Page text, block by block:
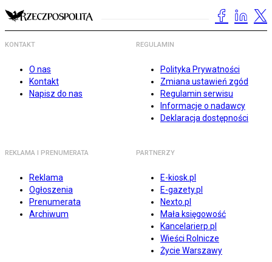
KONTAKT
O nas
Kontakt
Napisz do nas
REGULAMIN
Polityka Prywatności
Zmiana ustawień zgód
Regulamin serwisu
Informacje o nadawcy
Deklaracja dostępności
REKLAMA I PRENUMERATA
Reklama
Ogłoszenia
Prenumerata
Archiwum
PARTNERZY
E-kiosk.pl
E-gazety.pl
Nexto.pl
Mała księgowość
Kancelarierp.pl
Wieści Rolnicze
Życie Warszawy